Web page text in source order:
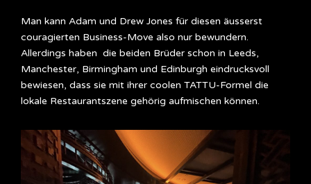
Man kann Adam und Drew Jones für diesen äusserst
couragierten Business-Move also nur bewundern.
Allerdings haben die beiden Brüder schon in Leeds,
Manchester, Birmingham und Edinburgh eindrucksvoll
bewiesen, dass sie mit ihrer coolen TATTU-Formel die
lokale Restaurantszene gehörig aufmischen können.